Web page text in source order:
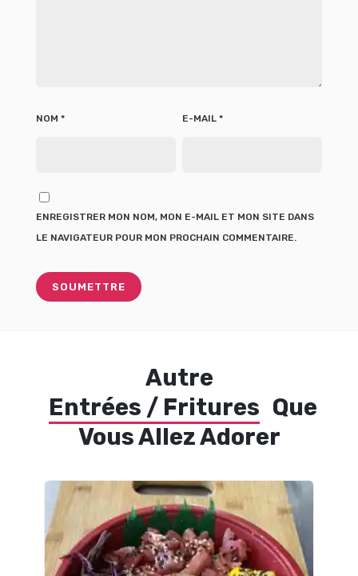
NOM * E-MAIL *
ENREGISTRER MON NOM, MON E-MAIL ET MON SITE DANS
LE NAVIGATEUR POUR MON PROCHAIN COMMENTAIRE.
Autre
Entrées / Fritures Que
Vous Allez Adorer